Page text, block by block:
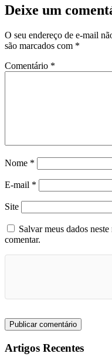
Deixe um
O seu endereço de e-mail
são marcados com *
Comentário *
Nome *
E-mail *
Site
Salvar meus dados
comentar.
Artigos Recentes